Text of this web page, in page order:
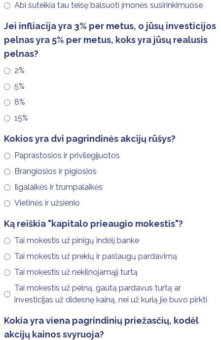
Abi suteikia tau teisę balsuoti įmonės susirinkimuose
Jei infliacija yra 3% per metus, o jūsų investicijos
pelnas yra 5% per metus, koks yra jūsų realusis
pelnas?
2%
5%
8%
15%
Kokios yra dvi pagrindinės akcijų rūšys?
Paprastosios ir privilegijuotos
Brangiosios ir pigiosios
Ilgalaikės ir trumpalaikės
Vietinės ir užsienio
Ką reiškia "kapitalo prieaugio mokestis"?
Tai mokestis už pinigų indėlį banke
Tai mokestis už prekių ir paslaugų pardavimą
Tai mokestis už nekilnojamąjį turtą
Tai mokestis už pelną, gautą pardavus turtą ar
investicijas už didesnę kainą, nei už kurią jie buvo pirkti
Kokia yra viena pagrindinių priežasčių, kodėl
akcijų kainos svyruoja?